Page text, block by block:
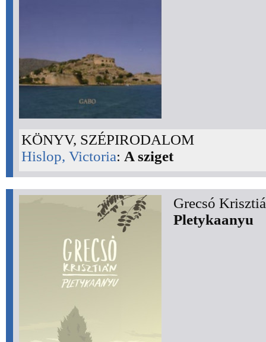
KÖNYV, SZÉPIRODALOM
Hislop, Victoria: A sziget
Grecsó
Pletykaanyu